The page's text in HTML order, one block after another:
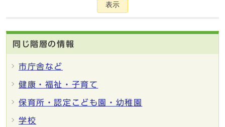
表示
同じ階層の情報
市庁舎など
健康・福祉・子育て
保育所・認定こども園・幼稚園
学校